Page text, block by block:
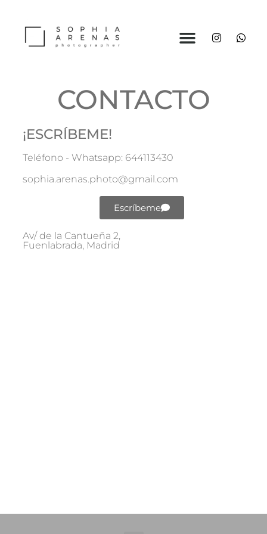
CONTACTO
¡ESCRÍBEME!
Teléfono - Whatsapp: 644113430
sophia.arenas.photo@gmail.com
Escríbeme
Av/ de la Cantueña 2,
Fuenlabrada, Madrid